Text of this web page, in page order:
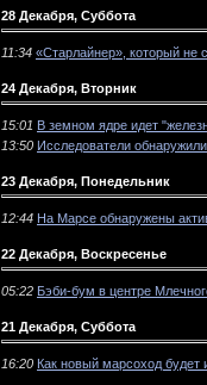
28 Декабря, Суббота
11:34 «Старлайнер», который не
24 Декабря, Вторник
15:01 В земном ядре идет
13:50 Исследователи
23 Декабря, Понедельник
12:44 На Марсе обнаружены
22 Декабря, Воскресенье
05:22 Бэби-бум в центре
21 Декабря, Суббота
16:20 Как новый марсоход будет